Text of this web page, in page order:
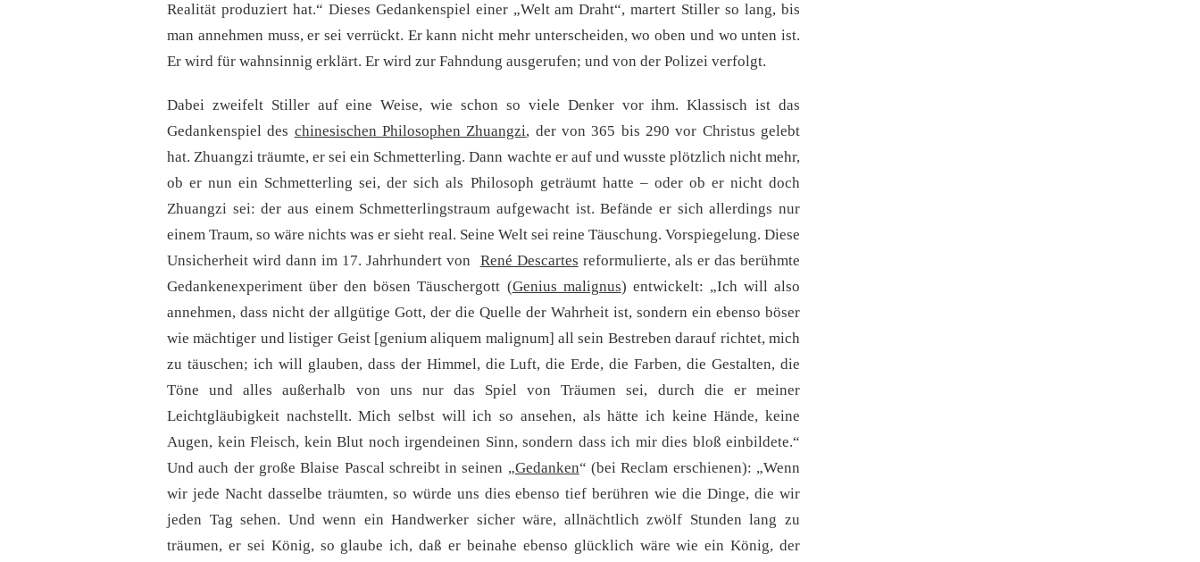
Realität produziert hat.“ Dieses Gedankenspiel einer „Welt am Draht“, martert Stiller so lang, bis
man annehmen muss, er sei verrückt. Er kann nicht mehr unterscheiden, wo oben und wo unten ist.
Er wird für wahnsinnig erklärt. Er wird zur Fahndung ausgerufen; und von der Polizei verfolgt.
Dabei zweifelt Stiller auf eine Weise, wie schon so viele Denker vor ihm. Klassisch ist das
Gedankenspiel des chinesischen Philosophen Zhuangzi, der von 365 bis 290 vor Christus gelebt
hat. Zhuangzi träumte, er sei ein Schmetterling. Dann wachte er auf und wusste plötzlich nicht mehr,
ob er nun ein Schmetterling sei, der sich als Philosoph geträumt hatte – oder ob er nicht doch
Zhuangzi sei: der aus einem Schmetterlingstraum aufgewacht ist. Befände er sich allerdings nur
einem Traum, so wäre nichts was er sieht real. Seine Welt sei reine Täuschung. Vorspiegelung. Diese
Unsicherheit wird dann im 17. Jahrhundert von René Descartes reformulierte, als er das berühmte
Gedankenexperiment über den bösen Täuschergott (Genius malignus) entwickelt: „Ich will also
annehmen, dass nicht der allgütige Gott, der die Quelle der Wahrheit ist, sondern ein ebenso böser
wie mächtiger und listiger Geist [genium aliquem malignum] all sein Bestreben darauf richtet, mich
zu täuschen; ich will glauben, dass der Himmel, die Luft, die Erde, die Farben, die Gestalten, die
Töne und alles außerhalb von uns nur das Spiel von Träumen sei, durch die er meiner
Leichtgläubigkeit nachstellt. Mich selbst will ich so ansehen, als hätte ich keine Hände, keine
Augen, kein Fleisch, kein Blut noch irgendeinen Sinn, sondern dass ich mir dies bloß einbildete.“
Und auch der große Blaise Pascal schreibt in seinen „Gedanken“ (bei Reclam erschienen): „Wenn
wir jede Nacht dasselbe träumten, so würde uns dies ebenso tief berühren wie die Dinge, die wir
jeden Tag sehen. Und wenn ein Handwerker sicher wäre, allnächtlich zwölf Stunden lang zu
träumen, er sei König, so glaube ich, daß er beinahe ebenso glücklich wäre wie ein König, der